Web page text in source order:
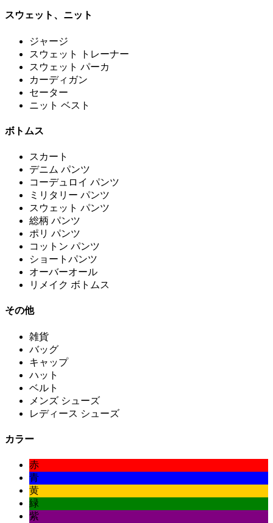
スウェット、ニット
ジャージ
スウェット トレーナー
スウェット パーカ
カーディガン
セーター
ニット ベスト
ボトムス
スカート
デニム パンツ
コーデュロイ パンツ
ミリタリー パンツ
スウェット パンツ
総柄 パンツ
ポリ パンツ
コットン パンツ
ショートパンツ
オーバーオール
リメイク ボトムス
その他
雑貨
バッグ
キャップ
ハット
ベルト
メンズ シューズ
レディース シューズ
カラー
赤
青
黄
緑
紫